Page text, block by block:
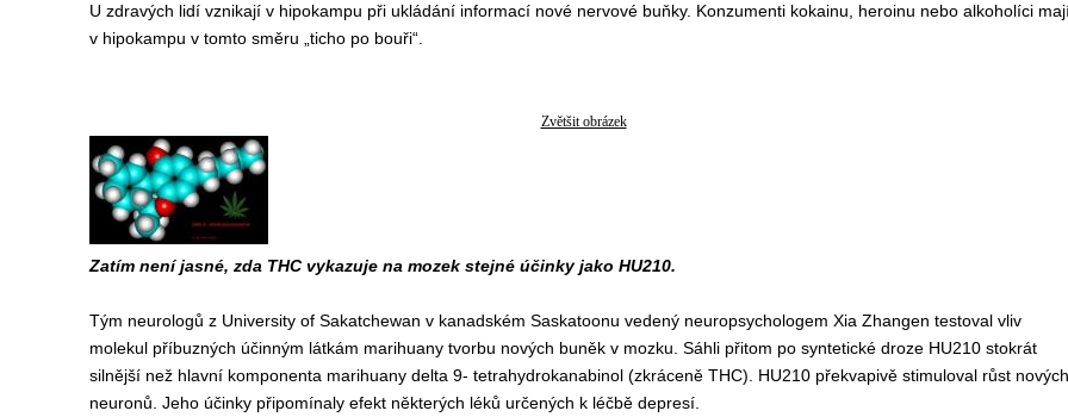
U zdravých lidí vznikají v hipokampu při ukládání informací nové nervové buňky. Konzumenti kokainu, heroinu nebo alkoholíci
v hipokampu v tomto směru „ticho po bouři“.
Zvětšit obrázek
Zatím není jasné, zda THC vykazuje na mozek stejné účinky jako HU210.
Tým neurologů z University of Sakatchewan v kanadském Saskatoonu vedený neuropsychologem Xia Zhangen testoval vliv
molekul příbuzných účinným látkám marihuany tvorbu nových buněk v mozku. Sáhli přitom po syntetické droze HU210 stokrát
silnější než hlavní komponenta marihuany delta 9- tetrahydrokanabinol (zkráceně THC). HU210 překvapivě stimuloval růst nových
neuronů. Jeho účinky připomínaly efekt některých léků určených k léčbě depresí.